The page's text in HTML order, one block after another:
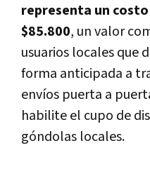
representa un
$85.800, un valor
usuarios locales que
forma anticipada a
envíos puerta a
habilite el cupo de
góndolas locales.